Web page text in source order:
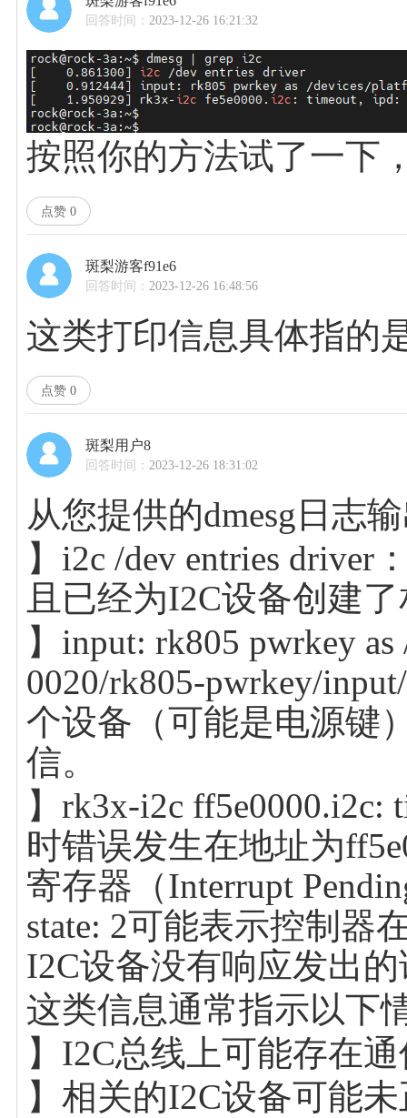
回答时间：2023-12-26 16:21:32
按照你的方法试了一下
点赞 0
斑梨游客f91e6
回答时间：2023-12-26 16:48:56
这类打印信息具体指的
点赞 0
斑梨用户8
回答时间：2023-12-26 18:31:02
从您提供的dmesg日志
】i2c /dev entries
且已经为I2C设备创建
】input: rk805 pwrkey
0020/rk805-pwrkey/
个设备（可能是电源键
信。
】rk3x-i2c ff5e0000.i2c:
时错误发生在地址为
寄存器（Interrupt
state: 2可能表示控制器
I2C设备没有响应发出
这类信息通常指示以下
】I2C总线上可能存在
】相关的I2C设备可能